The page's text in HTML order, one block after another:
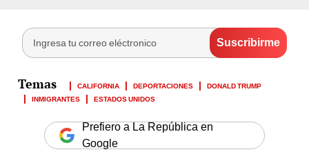
CALIFORNIA DEPORTACIONES
DONALD TRUMP
INMIGRANTES
ESTADOS UNIDOS
Prefiero a La República en
Google